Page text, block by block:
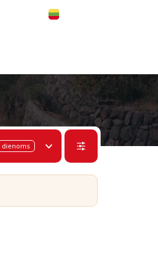
dienoms